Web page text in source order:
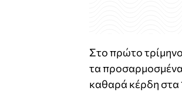
Στο πρώτο
τα
καθαρά κέρδη στα